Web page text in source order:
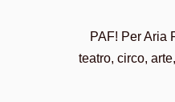
PAF! Per Aria
teatro, circo,